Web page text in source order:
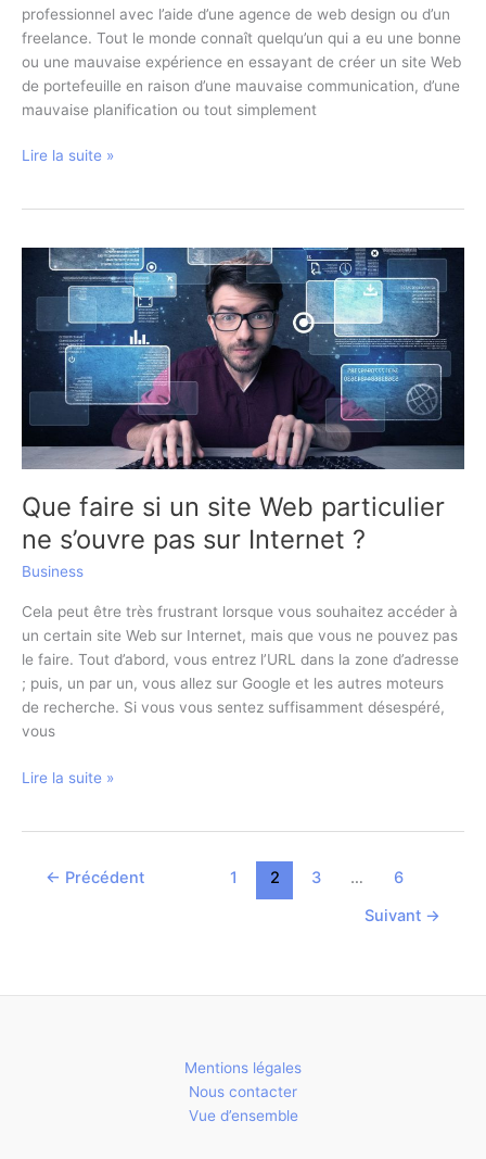
professionnel avec l’aide d’une agence de web design ou d’un
freelance. Tout le monde connaît quelqu’un qui a eu une bonne
ou une mauvaise expérience en essayant de créer un site Web
de portefeuille en raison d’une mauvaise communication, d’une
mauvaise planification ou tout simplement
Les
de
conception
de
Web
Lire la suite »
Que faire si un site Web particulier
ne s’ouvre pas sur Internet ?
Business
Cela peut être très frustrant lorsque vous souhaitez accéder à
un certain site Web sur Internet, mais que vous ne pouvez pas
le faire. Tout d’abord, vous entrez l’URL dans la zone d’adresse
; puis, un par un, vous allez sur Google et les autres moteurs
de recherche. Si vous vous sentez suffisamment désespéré,
vous
Que
pas
Lire la suite »
← Précédent 1 2 3 …
6
Suivant →
Mentions légales
Nous contacter
Vue d’ensemble